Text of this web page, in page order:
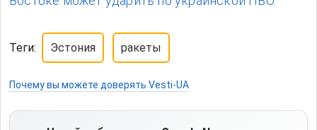
Теги: Эстония ракеты
Почему вы можете доверять Vesti-UA